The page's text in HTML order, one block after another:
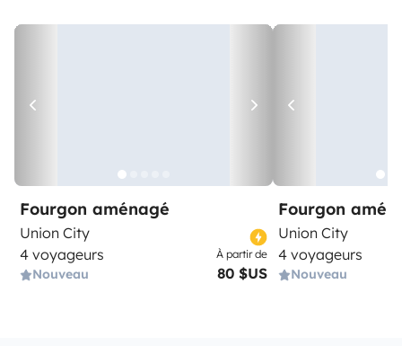
Fourgon aménagé
Union City
4 voyageurs
Nouveau
À partir de
80 $US
Fourgon
Union City
4 voyageurs
Nouveau